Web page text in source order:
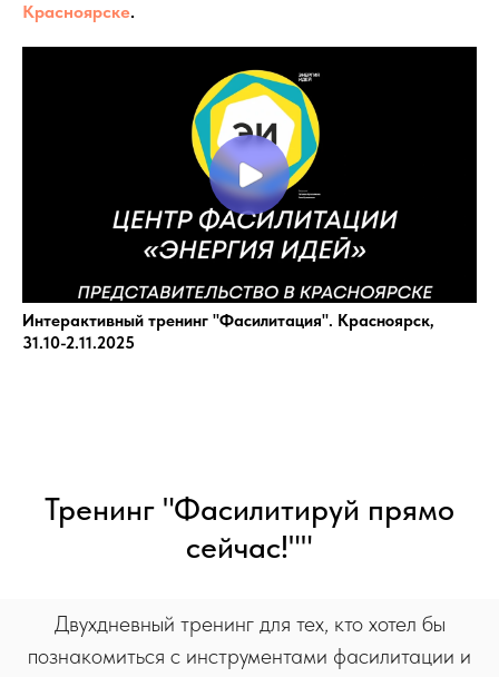
Красноярске.
Интерактивный тренинг "Фасилитация". Красноярск,
31.10-2.11.2025
Тренинг "Фасилитируй прямо
сейчас!""
Двухдневный тренинг для тех, кто хотел бы
познакомиться с инструментами фасилитации и